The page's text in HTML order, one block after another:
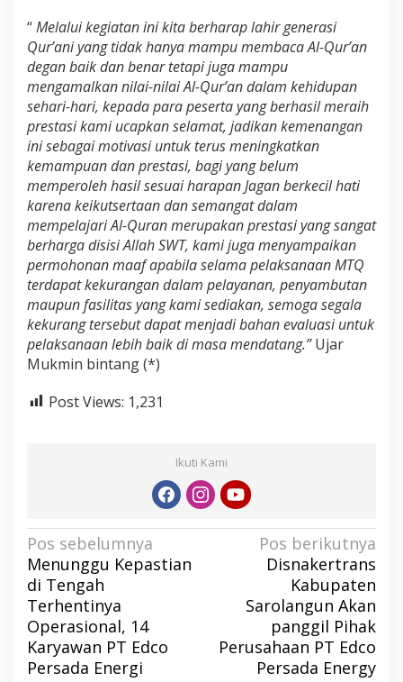
“Melalui kegiatan ini kita berharap lahir generasi
Qur’ani yang tidak hanya mampu membaca Al-Qur’an
degan baik dan benar tetapi juga mampu
mengamalkan nilai-nilai Al-Qur’an dalam kehidupan
sehari-hari, kepada para peserta yang berhasil meraih
prestasi kami ucapkan selamat, jadikan kemenangan
ini sebagai motivasi untuk terus meningkatkan
kemampuan dan prestasi, bagi yang belum
memperoleh hasil sesuai harapan Jagan berkecil hati
karena keikutsertaan dan semangat dalam
mempelajari Al-Quran merupakan prestasi yang sangat
berharga disisi Allah SWT, kami juga menyampaikan
permohonan maaf apabila selama pelaksanaan MTQ
terdapat kekurangan dalam pelayanan, penyambutan
maupun fasilitas yang kami sediakan, semoga segala
kekurang tersebut dapat menjadi bahan evaluasi untuk
pelaksanaan lebih baik di masa mendatang.”Ujar
Mukmin bintang (*)
Post Views: 1,231
Ikuti Kami
N
a
v
i
g
a
Pos sebelumnya
Menunggu Kepastian
di Tengah
Terhentinya
Operasional, 14
Karyawan PT Edco
Persada Energi
Pos berikutnya
Disnakertrans
Kabupaten
Sarolangun Akan
panggil Pihak
Perusahaan PT Edco
Persada Energy